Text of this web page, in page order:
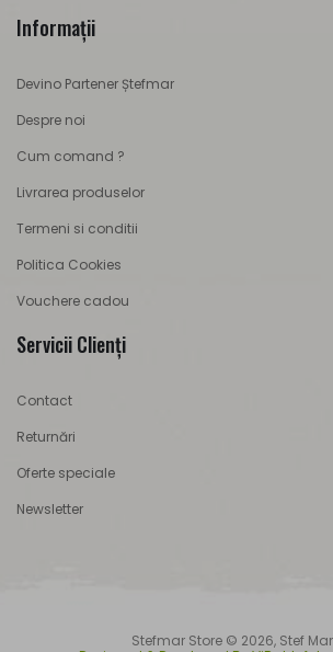
Informaţii
Devino Partener Ștefmar
Despre noi
Cum comand ?
Livrarea produselor
Termeni si conditii
Politica Cookies
Vouchere cadou
Servicii Clienţi
Contact
Returnări
Oferte speciale
Newsletter
Stefmar Store © 2026, Stef Mar